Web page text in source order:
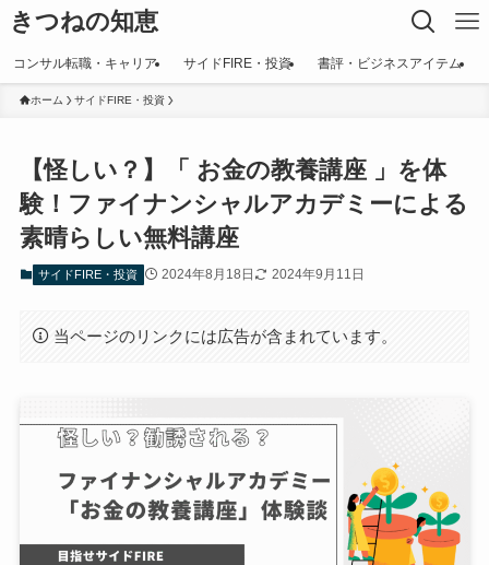
きつねの知恵
コンサル転職・キャリア サイドFIRE・投資 書評・ビジネスアイテム
ホーム サイドFIRE・投資
【怪しい？】「 お金の教養講座 」を体
験！ファイナンシャルアカデミーによる
素晴らしい無料講座
サイドFIRE・投資 2024年8月18日 2024年9月11日
当ページのリンクには広告が含まれています。